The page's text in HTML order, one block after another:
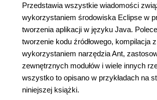
Przedstawia wszystkie wiadomości
wykorzystaniem środowiska Eclipse w
tworzenia aplikacji w języku Java.
tworzenie kodu źródłowego, kompilacja z
wykorzystaniem narzędzia Ant,
zewnętrznych modułów i wiele innych
wszystko to opisano w przykładach na
niniejszej książki.